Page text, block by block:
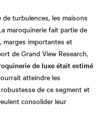
turbulences, les maisons
maroquinerie fait partie de
marges importantes et
de Grand View Research,
de luxe était estimé
atteindre les
de ce segment et
consolider leur